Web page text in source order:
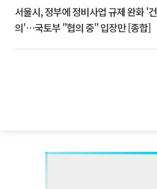
서울시, 정부에 정비사업 규제 완화 '건
의'⋯국토부 "협의 중" 입장만 [종합]